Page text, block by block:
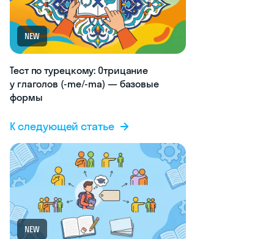
NEW
Тест по турецкому: Отрицание
у глаголов (-me/-ma) — базовые
формы
К следующей статье
NEW